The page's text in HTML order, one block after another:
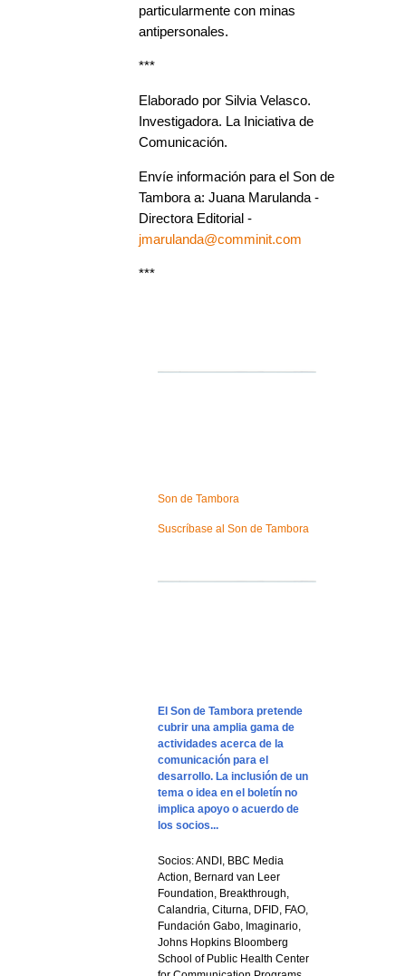
particularmente con minas
antipersonales.
***
Elaborado por Silvia Velasco.
Investigadora. La Iniciativa de
Comunicación.
Envíe información para el Son de
Tambora a: Juana Marulanda -
Directora Editorial -
jmarulanda@comminit.com
***
Son de Tambora
Suscríbase al Son de Tambora
El Son de Tambora pretende
cubrir una amplia gama de
actividades acerca de la
comunicación para el
desarrollo. La inclusión de un
tema o idea en el boletín no
implica apoyo o acuerdo de
los socios...
Socios: ANDI, BBC Media
Action, Bernard van Leer
Foundation, Breakthrough,
Calandria, Citurna, DFID, FAO,
Fundación Gabo, Imaginario,
Johns Hopkins Bloomberg
School of Public Health Center